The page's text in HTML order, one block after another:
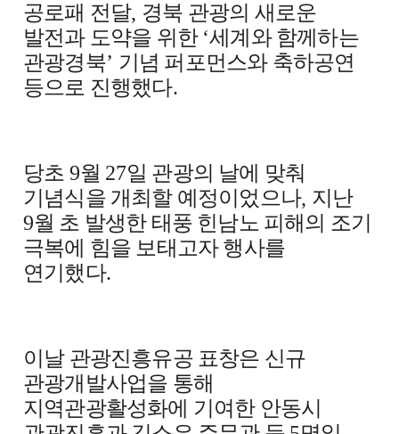
공로패 전달, 경북 관광의 새로운
발전과 도약을 위한 ‘세계와 함께하는
관광경북’ 기념 퍼포먼스와 축하공연
등으로 진행했다.
당초 9월 27일 관광의 날에 맞춰
기념식을 개최할 예정이었으나, 지난
9월 초 발생한 태풍 힌남노 피해의 조기
극복에 힘을 보태고자 행사를
연기했다.
이날 관광진흥유공 표창은 신규
관광개발사업을 통해
지역관광활성화에 기여한 안동시